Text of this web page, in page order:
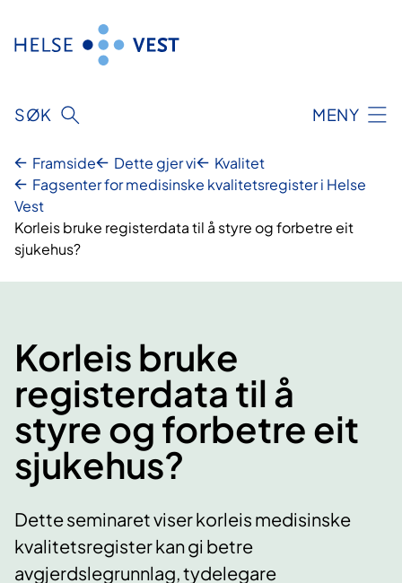
innhald
SØK MENY
Framside Dette gjer vi
Kvalitet
Fagsenter for medisinske kvalitetsregister i Helse
Vest
Korleis bruke registerdata til å styre og forbetre eit
sjukehus?
Korleis bruke
registerdata til å
styre og forbetre eit
sjukehus?
Dette seminaret viser korleis medisinske
kvalitetsregister kan gi betre
avgjerdslegrunnlag, tydelegare